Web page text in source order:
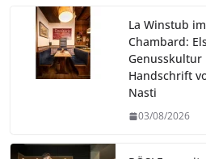
La Winstub
Chambard:
Handschrift
Nasti
03/08/2026